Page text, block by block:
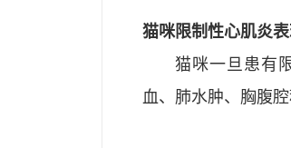
猫咪限制性心肌炎
猫咪一旦患有
血、肺水肿、胸腹